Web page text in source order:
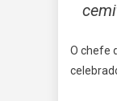
O chefe